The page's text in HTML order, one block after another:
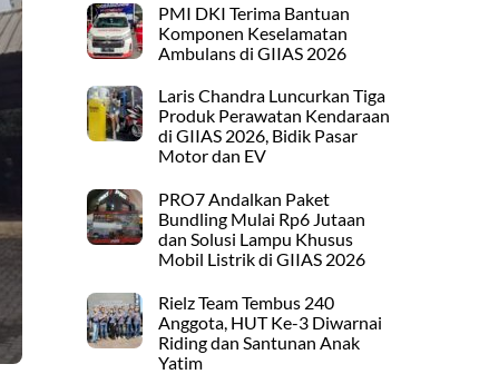
PMI DKI Terima Bantuan
Komponen Keselamatan
Ambulans di GIIAS 2026
Laris Chandra Luncurkan Tiga
Produk Perawatan Kendaraan
di GIIAS 2026, Bidik Pasar
Motor dan EV
PRO7 Andalkan Paket
Bundling Mulai Rp6 Jutaan
dan Solusi Lampu Khusus
Mobil Listrik di GIIAS 2026
Rielz Team Tembus 240
Anggota, HUT Ke-3 Diwarnai
Riding dan Santunan Anak
Yatim